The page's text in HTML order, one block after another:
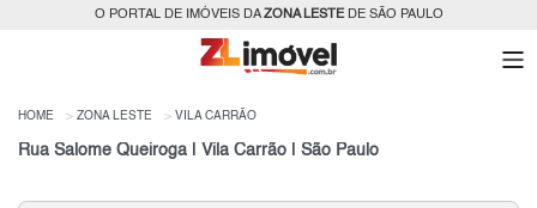
O PORTAL DE IMÓVEIS DAZONA LESTEDE SÃO PAULO
HOME ZONA LESTE VILA CARRÃO
Rua Salome Queiroga | Vila Carrão | São Paulo